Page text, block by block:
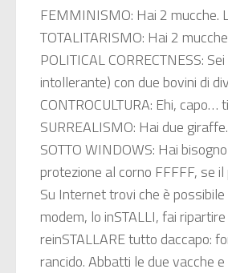
FEMMINISMO: Hai 2 mucche.
TOTALITARISMO: Hai 2
POLITICAL CORRECTNESS:
intollerante) con due bovini di
CONTROCULTURA: Ehi, capo…
SURREALISMO: Hai due
SOTTO WINDOWS: Hai
protezione al corno FFFFF, se
Su Internet trovi che è
modem, lo inSTALLI, fai
reinSTALLARE tutto daccapo:
rancido. Abbatti le due vacche